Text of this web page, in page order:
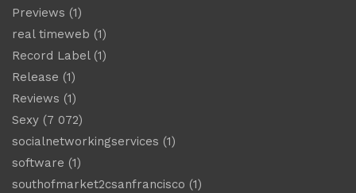
Previews (1)
real timeweb (1)
Record Label(1)
Release (1)
Reviews (1)
Sexy (7 072)
socialnetworkingservices (1)
software (1)
southofmarket2csanfrancisco (1)